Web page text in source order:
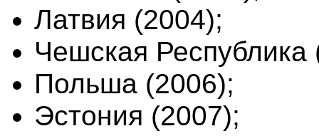
Латвия (2004);
Чешская
Польша (2006);
Эстония (2007);